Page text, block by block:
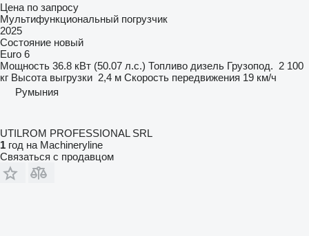
Цена по запросу
Мультифункциональный погрузчик
2025
Состояние новый
Euro 6
Мощность 36.8 кВт (50.07 л.с.) Топливо дизель Грузопод. 2 100
кг Высота выгрузки 2,4 м Скорость передвижения 19 км/ч
Румыния
UTILROM PROFESSIONAL SRL
1 год на Machineryline
Связаться с продавцом